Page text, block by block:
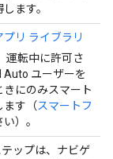
ます。
リ ライブラリ
運転中に許可さ
Auto ユーザーを
にのみスマート
ます（スマートフ
）。
ップは、ナビゲ